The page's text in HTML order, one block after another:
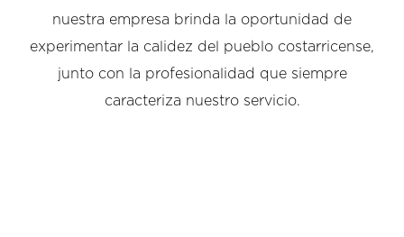
nuestra empresa brinda la oportunidad de
experimentar la calidez del pueblo costarricense,
junto con la profesionalidad que siempre
caracteriza nuestro servicio.